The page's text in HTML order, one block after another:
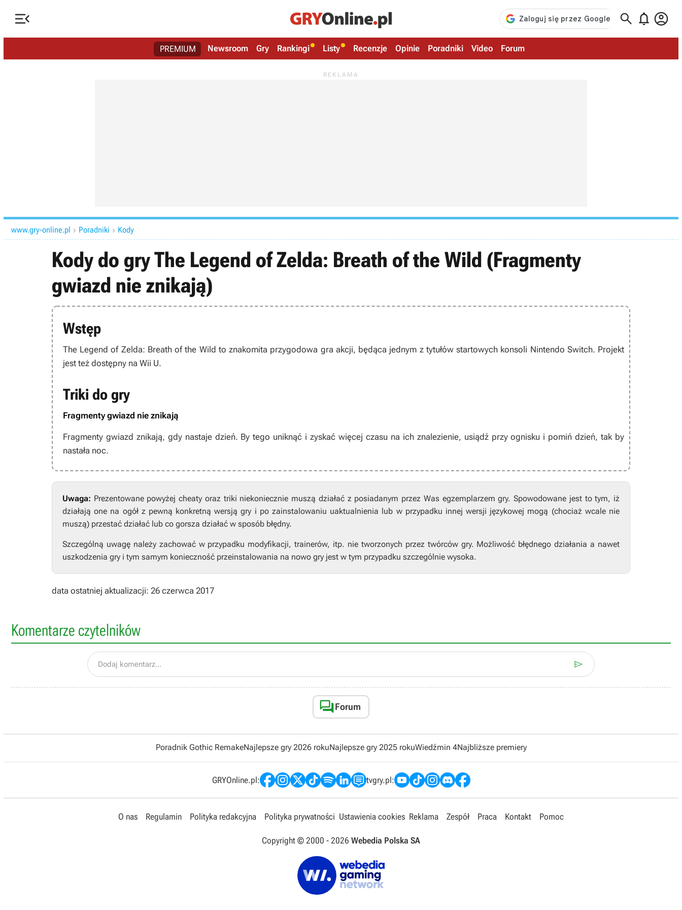
   
PREMIUM Newsroom Gry Rankingi Listy Recenzje Opinie Poradniki Video Forum
www.gry-online.pl  Poradniki  Kody
Kody do gry The Legend of Zelda: Breath of the Wild (Fragmenty
gwiazd nie znikają)
Wstęp
The Legend of Zelda: Breath of the Wild to znakomita przygodowa gra akcji, będąca jednym z tytułów startowych konsoli Nintendo Switch. Projekt
jest też dostępny na Wii U.
Triki do gry
Fragmenty gwiazd nie znikają
Fragmenty gwiazd znikają, gdy nastaje dzień. By tego uniknąć i zyskać więcej czasu na ich znalezienie, usiądź przy ognisku i pomiń dzień, tak by
nastała noc.
Uwaga: Prezentowane powyżej cheaty oraz triki niekoniecznie muszą działać z posiadanym przez Was egzemplarzem gry. Spowodowane jest to tym, iż
działają one na ogół z pewną konkretną wersją gry i po zainstalowaniu uaktualnienia lub w przypadku innej wersji językowej mogą (chociaż wcale nie
muszą) przestać działać lub co gorsza działać w sposób błędny.
Szczególną uwagę należy zachować w przypadku modyfikacji, trainerów, itp. nie tworzonych przez twórców gry. Możliwość błędnego działania a nawet
uszkodzenia gry i tym samym konieczność przeinstalowania na nowo gry jest w tym przypadku szczególnie wysoka.
data ostatniej aktualizacji: 26 czerwca 2017
Komentarze czytelników
Dodaj komentarz... 
Forum
Poradnik Gothic RemakeNajlepsze gry 2026 rokuNajlepsze gry 2025 rokuWiedźmin 4Najbliższe premiery
GRYOnline.pl: tvgry.pl:
O nas Regulamin Polityka redakcyjna Polityka prywatności Ustawienia cookies Reklama Zespół Praca Kontakt Pomoc
Copyright © 2000 - 2026 Webedia Polska SA